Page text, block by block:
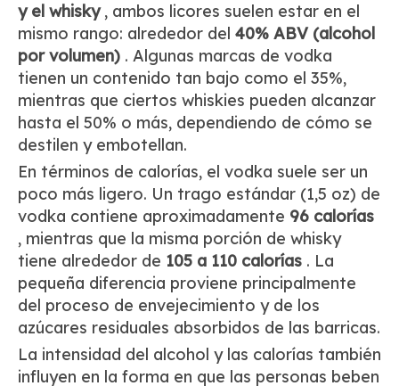
y el whisky, ambos licores suelen estar en el
mismo rango: alrededor del 40% ABV (alcohol
por volumen) . Algunas marcas de vodka
tienen un contenido tan bajo como el 35%,
mientras que ciertos whiskies pueden alcanzar
hasta el 50% o más, dependiendo de cómo se
destilen y embotellan.
En términos de calorías, el vodka suele ser un
poco más ligero. Un trago estándar (1,5 oz) de
vodka contiene aproximadamente 96 calorías
, mientras que la misma porción de whisky
tiene alrededor de 105 a 110 calorías . La
pequeña diferencia proviene principalmente
del proceso de envejecimiento y de los
azúcares residuales absorbidos de las barricas.
La intensidad del alcohol y las calorías también
influyen en la forma en que las personas beben